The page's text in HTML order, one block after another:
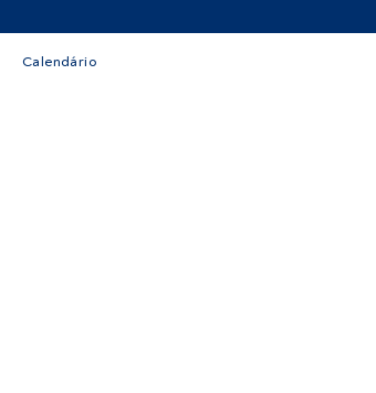
Calendário